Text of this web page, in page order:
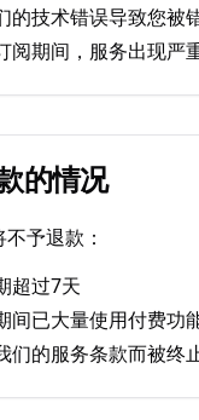
的技术错误导致您被
阅期间，服务出现严
的情况
予退款：
超过7天
间已大量使用付费功
们的服务条款而被终